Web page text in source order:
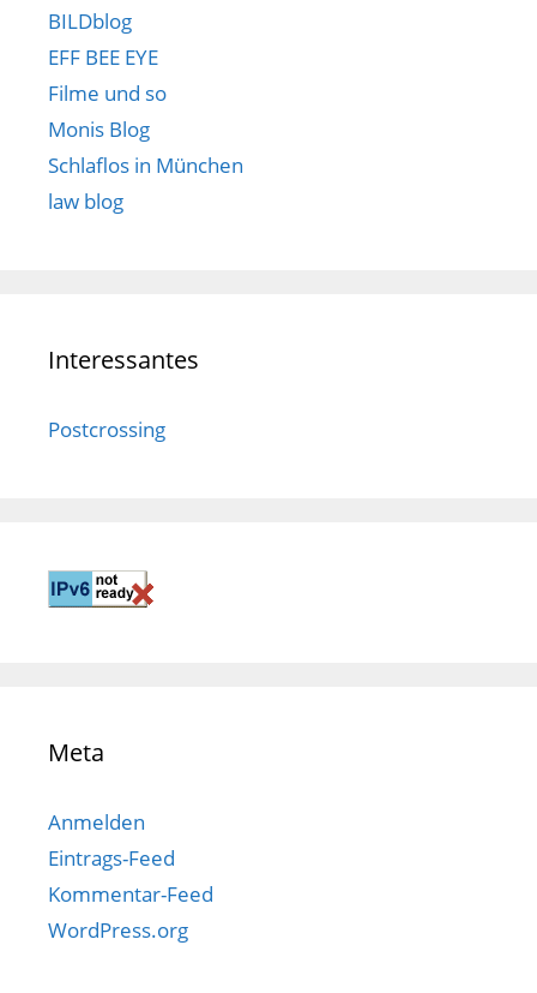
BILDblog
EFF BEE EYE
Filme und so
Monis Blog
Schlaflos in München
law blog
Interessantes
Postcrossing
Meta
Anmelden
Eintrags-Feed
Kommentar-Feed
WordPress.org